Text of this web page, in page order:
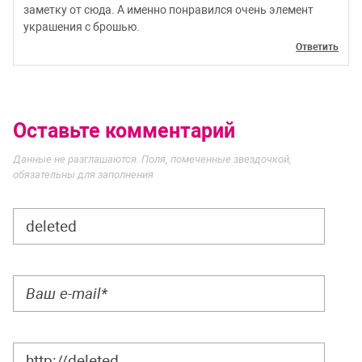
заметку от сюда. А именно понравился очень элемент
украшения с брошью.
Ответить
Оставьте комментарий
Данные не разглашаются. Поля, помеченные звездочкой,
обязательны для заполнения